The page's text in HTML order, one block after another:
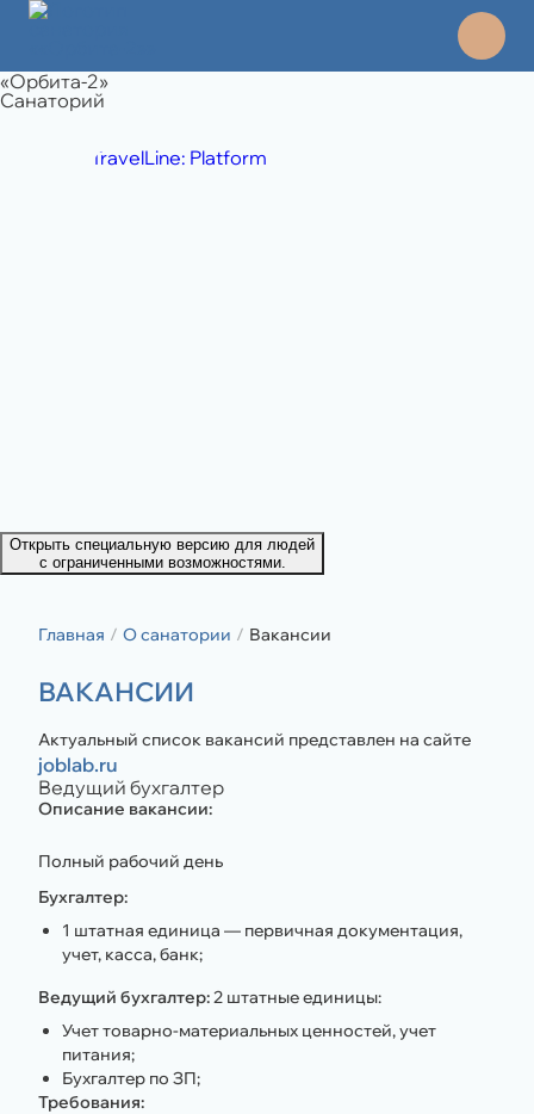
«Орбита-2»
Санаторий
8 495 994 06 45
TravelLine: Platform
Открыть специальную версию для людей
с ограниченными возможностями.
Главная О санатории Вакансии
ВАКАНСИИ
Актуальный список вакансий представлен на сайте
joblab.ru
Ведущий бухгалтер
Описание вакансии:
Полный рабочий день
Бухгалтер:
1 штатная единица — первичная документация,
учет, касса, банк;
Ведущий бухгалтер:2 штатные единицы:
Учет товарно-материальных ценностей, учет
питания;
Бухгалтер по ЗП;
Требования: